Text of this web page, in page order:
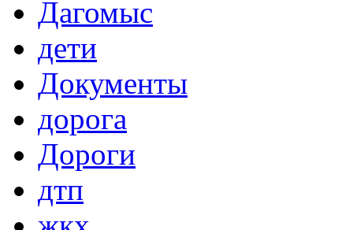
Дагомыс
дети
Документы
дорога
Дороги
дтп